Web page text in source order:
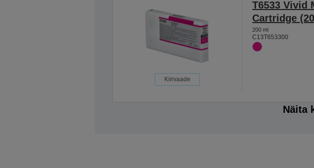
Kiirvaade
T6533 Vivid
Cartridge
200 ml
C13T653300
Näita